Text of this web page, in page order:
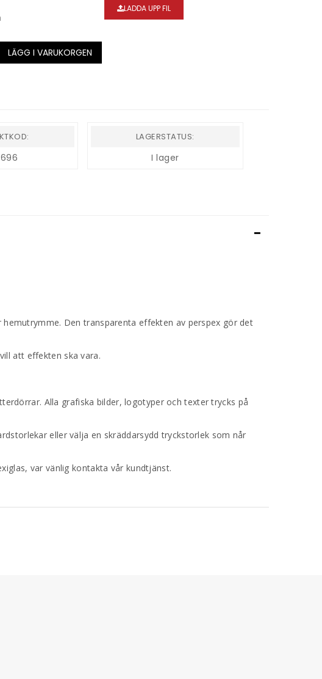
LADDA UPP FIL
LÄGG I VARUKORGEN
LAGERSTATUS:
I lager
Den transparenta effekten av perspex gör det
att effekten ska vara.
Alla grafiska bilder, logotyper och texter trycks på
eller välja en skräddarsydd tryckstorlek som når
var vänlig kontakta vår kundtjänst.